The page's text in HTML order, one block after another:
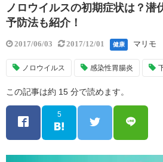
ノロウイルスの初期症状は？潜
予防法も紹介！
2017/06/03 2017/12/01 健康 マリモ
ノロウイルス 感染性胃腸炎
この記事は約 15 分で読めます。
5